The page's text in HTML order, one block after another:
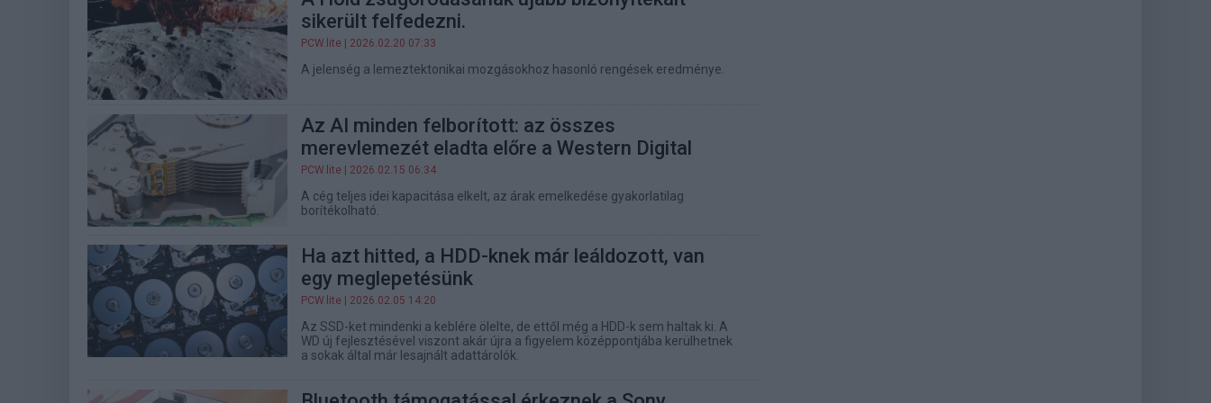
sikerült felfedezni.
PCW.lite | 2026.02.20 07:33
A jelenség a lemeztektonikai mozgásokhoz hasonló rengések eredménye.
Az AI minden felborított: az összes
merevlemezét eladta előre a Western Digital
PCW.lite | 2026.02.15 06:34
A cég teljes idei kapacitása elkelt, az árak emelkedése gyakorlatilag
borítékolható.
Ha azt hitted, a HDD-knek már leáldozott, van
egy meglepetésünk
PCW.lite | 2026.02.05 14:20
Az SSD-ket mindenki a keblére ölelte, de ettől még a HDD-k sem haltak ki. A
WD új fejlesztésével viszont akár újra a figyelem középpontjába kerülhetnek
a sokak által már lesajnált adattárolók.